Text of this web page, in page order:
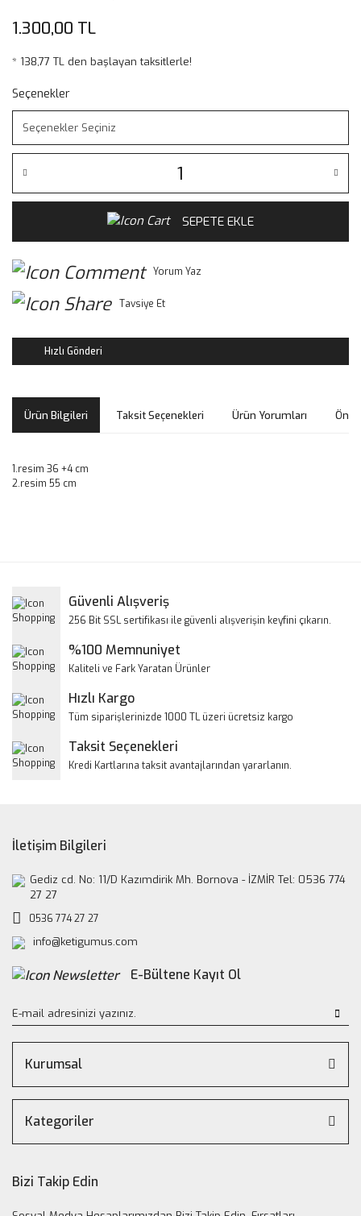
1.300,00 TL
* 138,77 TL den başlayan taksitlerle!
Seçenekler
SEPETE EKLE
Yorum Yaz
Tavsiye Et
Hızlı Gönderi
Ürün Bilgileri Taksit Seçenekleri Ürün Yorumları
1.resim 36 +4 cm
2.resim 55 cm
Yorum Yaz
Ürün resmi kalitesiz, bozuk veya görüntülenemiyor.
Ürün bilgilerinde hatalar bulunuyor.
Bu ürüne benzer farklı alternatifler olmalı.
Güvenli Alışveriş
256 Bit SSL sertifikası ile güvenli alışverişin keyfini çıkarın.
%100 Memnuniyet
Kaliteli ve Fark Yaratan Ürünler
Hızlı Kargo
Tüm siparişlerinizde 1000 TL üzeri ücretsiz kargo
Taksit Seçenekleri
Kredi Kartlarına taksit avantajlarından yararlanın.
İletişim Bilgileri
Gediz cd. No: 11/D Kazımdirik Mh. Bornova - İZMİR Tel: 0536 774
27 27
0536 774 27 27
info@ketigumus.com
E-Bültene Kayıt Ol
Kurumsal
Kategoriler
Bizi Takip Edin